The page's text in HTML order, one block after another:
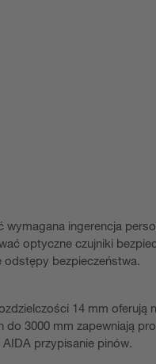
ingerencja
optyczne czujniki
odstępy bezpieczeństwa.
14 mm oferują
3000 mm zapewniają
przypisanie pinów.